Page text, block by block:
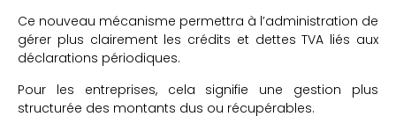
Ce nouveau mécanisme permettra à l’administration de
gérer plus clairement les crédits et dettes TVA liés aux
déclarations périodiques.
Pour les entreprises, cela signifie une gestion plus
structurée des montants dus ou récupérables.